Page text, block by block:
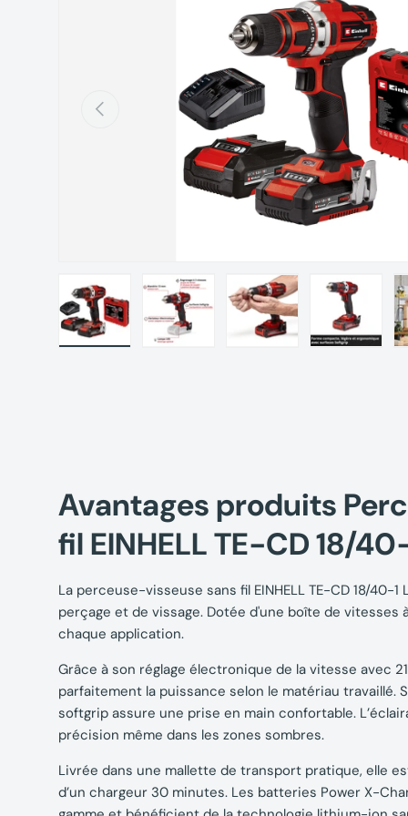
Précédent
Avantages produits
fil EINHELL TE-CD 18/
La perceuse-visseuse sans fil EINHELL TE-CD 18/40-
perçage et de vissage. Dotée d'une boîte de
chaque application.
Grâce à son réglage électronique de la vitesse avec
parfaitement la puissance selon le matériau
softgrip assure une prise en main confortable.
précision même dans les zones sombres.
Livrée dans une mallette de transport pratique, elle
d’un chargeur 30 minutes. Les batteries Power X-